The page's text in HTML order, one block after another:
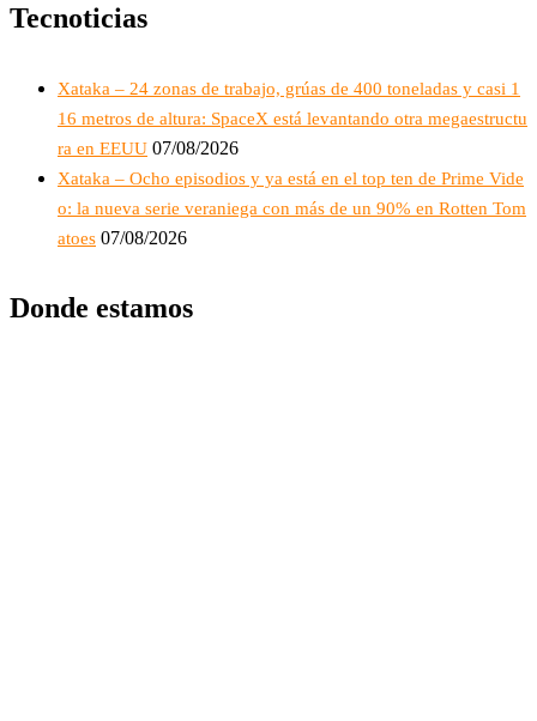
Tecnoticias
Xataka – 24 zonas de trabajo, grúas de 400 toneladas y casi 1
16 metros de altura: SpaceX está levantando otra megaestructu
ra en EEUU 07/08/2026
Xataka – Ocho episodios y ya está en el top ten de Prime Vide
o: la nueva serie veraniega con más de un 90% en Rotten Tom
atoes 07/08/2026
Donde estamos